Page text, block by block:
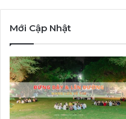
c
b
o
u
b
Mới Cập Nhật